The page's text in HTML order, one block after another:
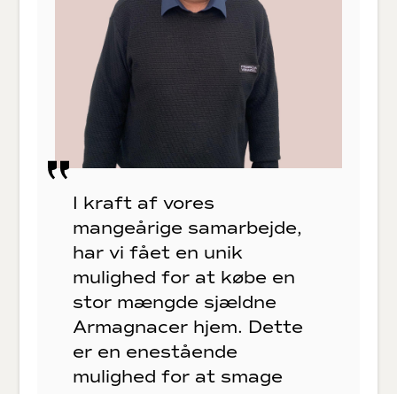
I kraft af vores
mangeårige samarbejde,
har vi fået en unik
mulighed for at købe en
stor mængde sjældne
Armagnacer hjem. Dette
er en enestående
mulighed for at smage